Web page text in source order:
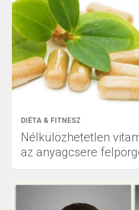
DIÉTA & FITNESZ
Nélkülözhetetlen
az anyagcsere